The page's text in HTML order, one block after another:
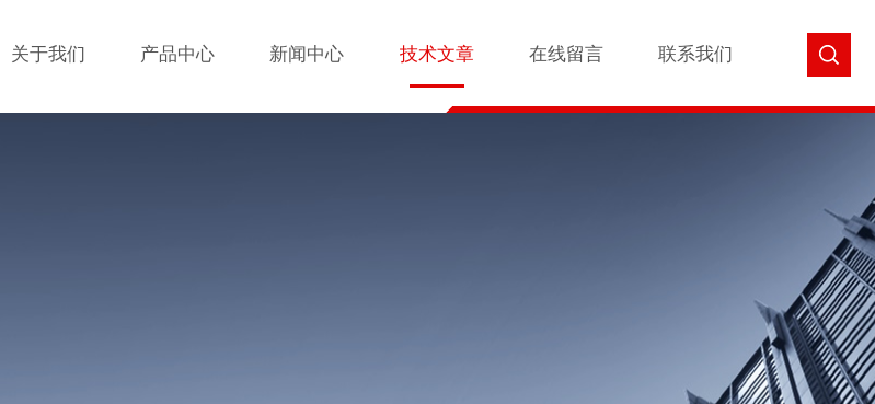
关于我们 产品中心 新闻中心 技术文章 在线留言 联系我们